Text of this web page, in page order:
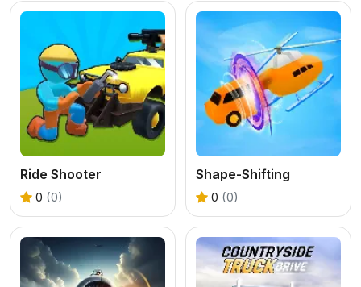
Ride Shooter
0 (0)
Shape-Shifting
0 (0)